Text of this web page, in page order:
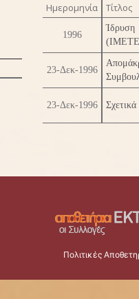
Ημερομηνία Τίτλος
1996
23-Δεκ-1996
23-Δεκ-1996